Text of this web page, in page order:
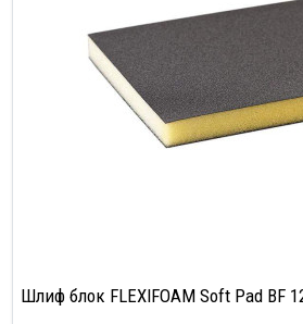
Шлиф блок FLEXIFOAM Soft Pad BF